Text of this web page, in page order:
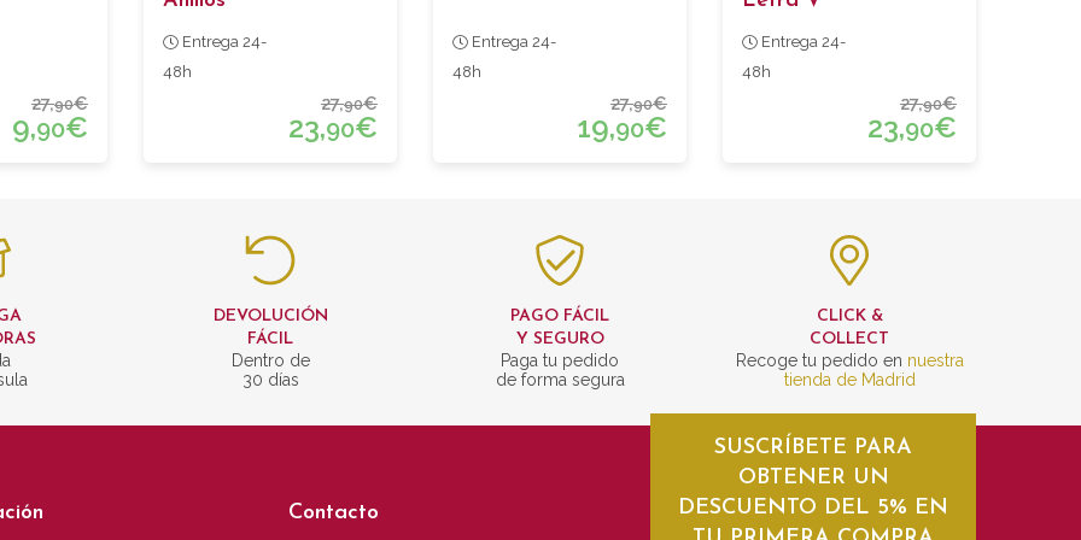
27,90€
9,90€
Entrega 24-
48h
27,90€
23,90€
Entrega 24-
48h
27,90€
19,90€
Entrega 24-
48h
27,90€
23,90€
DEVOLUCIÓN
FÁCIL
Dentro de
30 días
PAGO FÁCIL
Y SEGURO
Paga tu pedido
de forma segura
CLICK &
COLLECT
Recoge tu pedido en nuestra
tienda de Madrid
Contacto
SUSCRÍBETE PARA
OBTENER UN
DESCUENTO DEL 5% EN